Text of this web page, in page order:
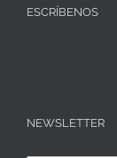
ESCRÍBENOS
NEWSLETTER